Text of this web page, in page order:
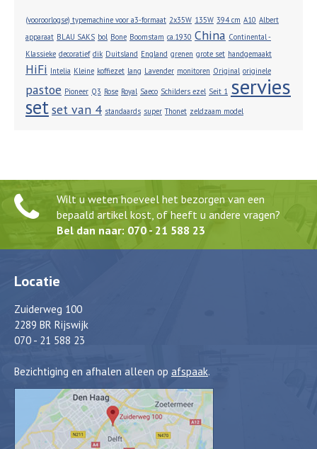
(vooroorlogse) typemachine voor a3-formaat 2x35W 135W 394 cm A10 Albert
apparaat BLAU SAKS bol Bone Boomstam ca.1930 China Continental -
Klassieke decoratief dik Duitsland England grenen grote set handgemaakt
HiFi Intelia Kleine koffiezet lang Lavender monitoren Original originele
pastoe Pioneer Q3 Rose Royal Saeco Schilders ezel Seit 1 servies
setset van 4 standaards super Thonet zeldzaam model
Wilt u weten hoeveel het bezorgen van een
bepaald artikel kost, of heeft u andere vragen?
Bel dan naar: 070 - 21 588 23
Locatie
Zuiderweg 100
2289 BR Rijswijk
070 - 21 588 23
Bezichtiging en afhalen alleen op afspaak.